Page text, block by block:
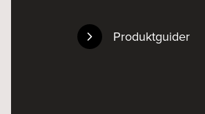
Produktguider